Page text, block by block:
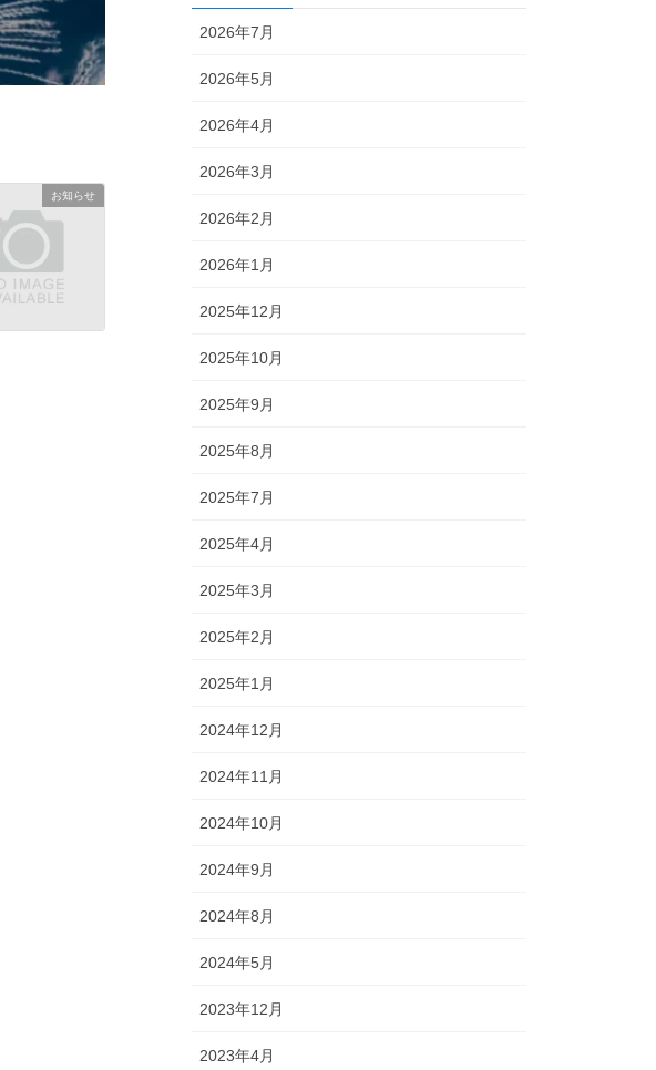
お知らせ
2026年7月
2026年5月
2026年4月
2026年3月
2026年2月
2026年1月
2025年12月
2025年10月
2025年9月
2025年8月
2025年7月
2025年4月
2025年3月
2025年2月
2025年1月
2024年12月
2024年11月
2024年10月
2024年9月
2024年8月
2024年5月
2023年12月
2023年4月